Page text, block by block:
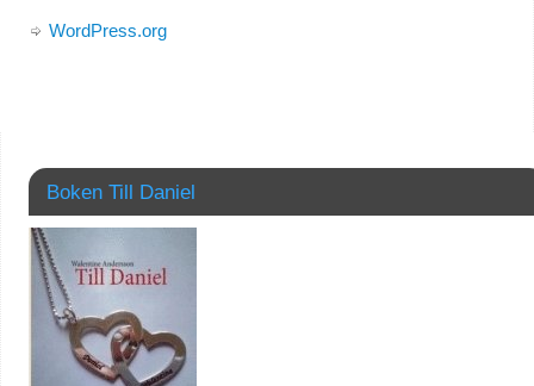
WordPress.org
Boken Till Daniel